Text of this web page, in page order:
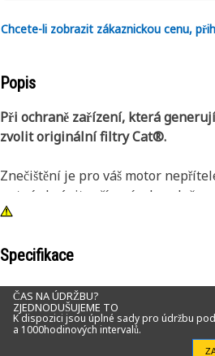
Chcete-li zobrazit zákaznickou cenu,
Popis
Při ochraně zařízení, která
zvolit originální filtry Cat®.
Znečištění je pro váš motor
nutné chránit zařízení od
originálních filtračních vložek Cat.
nejvýhodnější řešení pro normální
Vzduchové filtry Cat nabízejí
a vynikající kvalitu filtrace, jsou
prostředí a cenově výhodné.
Specifikace
ČAS NA ÚDRŽBU?
ZJEDNODUŠUJEME TO
K dispozici jsou úplné sady pro údržbu
a 1000hodinových intervalů.